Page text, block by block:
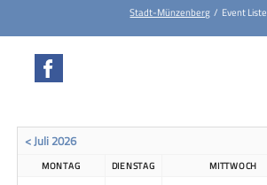
Stadt-Münzenberg Event Liste
< Juli 2026
MONTAG DIENSTAG MITTWOCH